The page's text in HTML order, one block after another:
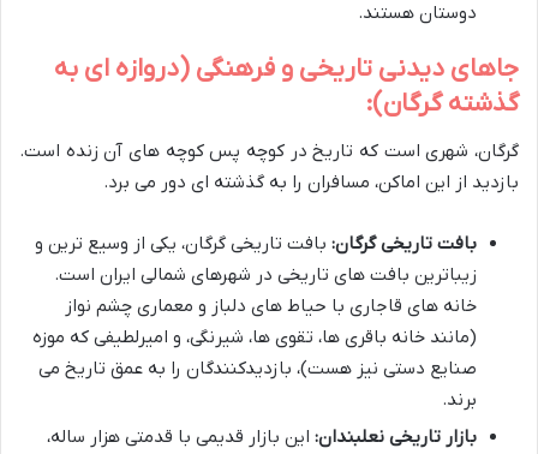
دوستان هستند.
جاهای دیدنی تاریخی و فرهنگی (دروازه ای به
گذشته گرگان):
گرگان، شهری است که تاریخ در کوچه پس کوچه های آن زنده است.
بازدید از این اماکن، مسافران را به گذشته ای دور می برد.
بافت تاریخی گرگان: بافت تاریخی گرگان، یکی از وسیع ترین و
زیباترین بافت های تاریخی در شهرهای شمالی ایران است.
خانه های قاجاری با حیاط های دلباز و معماری چشم نواز
(مانند خانه باقری ها، تقوی ها، شیرنگی، و امیرلطیفی که موزه
صنایع دستی نیز هست)، بازدیدکنندگان را به عمق تاریخ می
برند.
بازار تاریخی نعلبندان: این بازار قدیمی با قدمتی هزار ساله،